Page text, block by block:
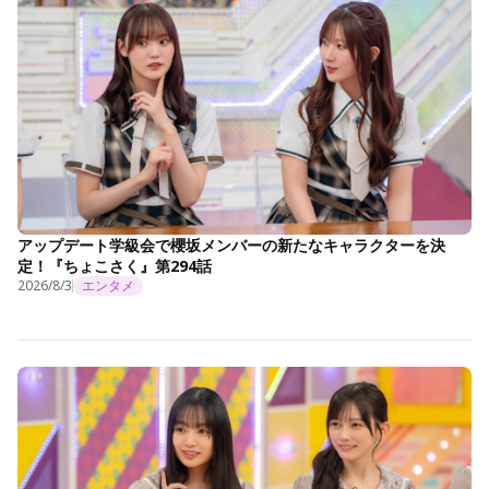
アップデート学級会で櫻坂メンバーの新たなキャラクターを決
定！『ちょこさく』第294話
2026/8/3 エンタメ